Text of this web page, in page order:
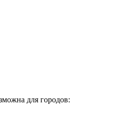
для городов: